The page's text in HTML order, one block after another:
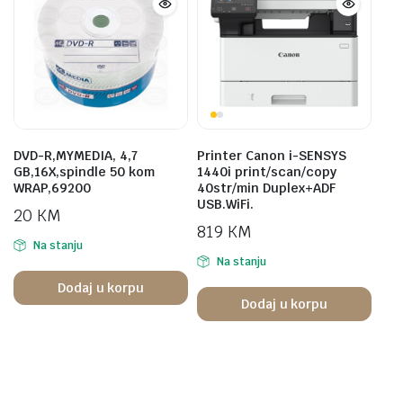
DVD-R,MYMEDIA, 4,7
GB,16X,spindle 50 kom
WRAP,69200
20 KM
Na stanju
Dodaj u korpu
Printer Canon i-SENSYS
1440i print/scan/copy
40str/min Duplex+ADF
USB.WiFi.
819 KM
Na stanju
Dodaj u korpu